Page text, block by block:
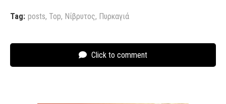
Tag: posts, Top, Νίβρυτος, Πυρκαγιά
Click to comment